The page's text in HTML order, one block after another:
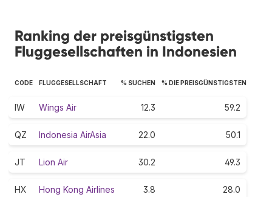
Ranking der preisgünstigsten
Fluggesellschaften in Indonesien
CODE FLUGGESELLSCHAFT % SUCHEN % DIE PREISGÜNSTIGSTEN
IW Wings Air 12.3 59.2
QZ Indonesia AirAsia 22.0 50.1
JT Lion Air 30.2 49.3
HX Hong Kong Airlines 3.8 28.0